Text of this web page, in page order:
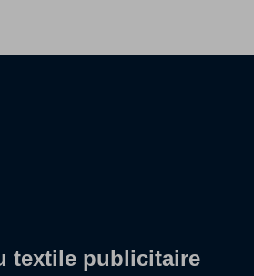
textile publicitaire